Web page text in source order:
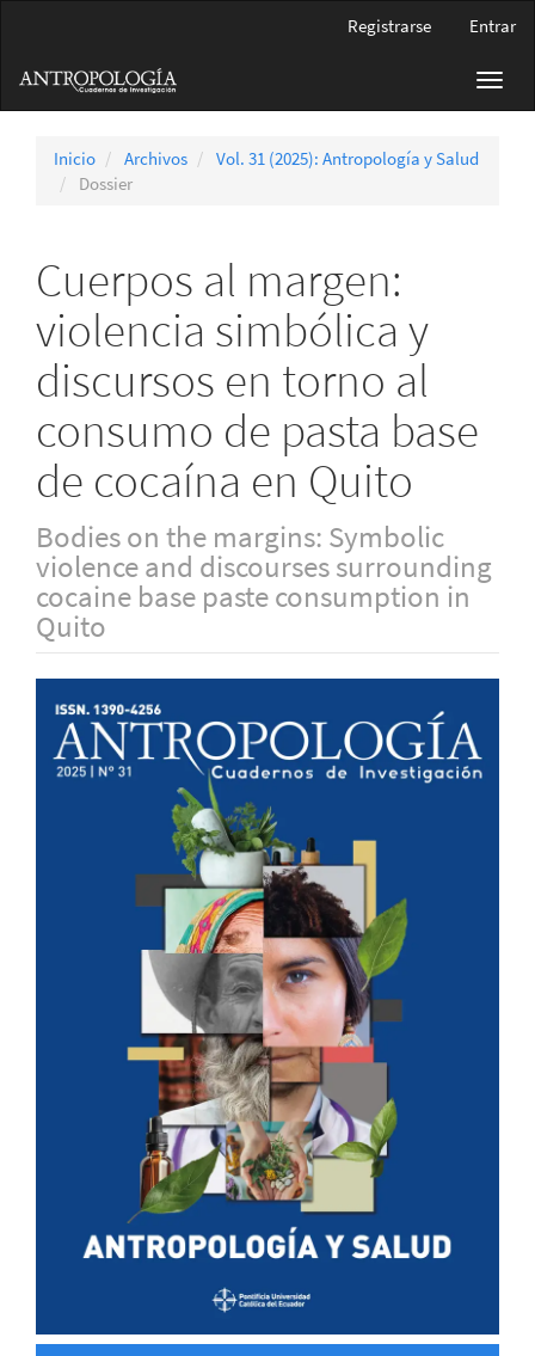
principal
Barra
Registrarse Entrar
Inicio Archivos
Vol. 31 (2025): Antropología y Salud
Dossier
Cuerpos al margen:
violencia simbólica y
discursos en torno al
consumo de pasta base
de cocaína en Quito
Bodies on the margins: Symbolic
violence and discourses surrounding
cocaine base paste consumption in
Quito
Barra
lateral
del